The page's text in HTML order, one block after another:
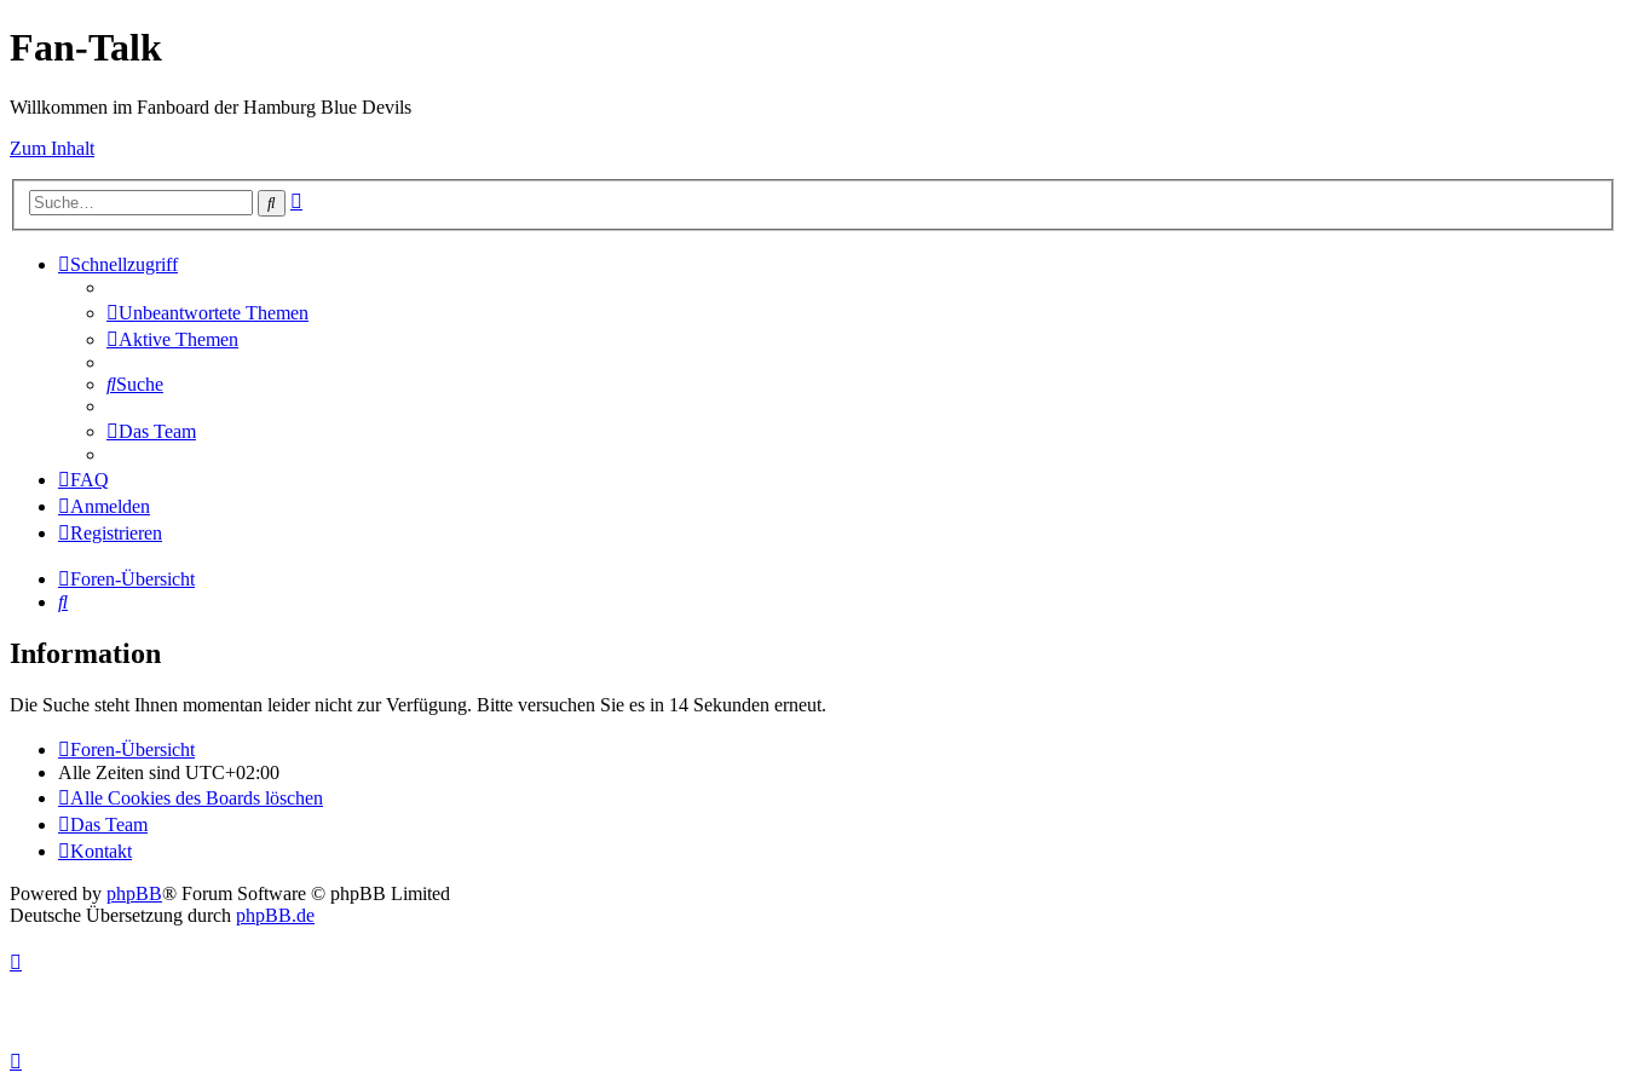
Fan-Talk
Willkommen im Fanboard der Hamburg Blue Devils
Zum Inhalt
Suche
Schnellzugriff
Unbeantwortete Themen
Aktive Themen
Suche
Das Team
FAQ
Anmelden
Registrieren
Foren-Übersicht
Suche
Information
Die Suche steht Ihnen momentan leider nicht zur Verfügung. Bitte versuchen Sie es in 14 Sekunden erneut.
Foren-Übersicht
Alle Zeiten sind UTC+02:00
Alle Cookies des Boards löschen
Das Team
Kontakt
Powered by phpBB® Forum Software © phpBB Limited
Deutsche Übersetzung durch phpBB.de